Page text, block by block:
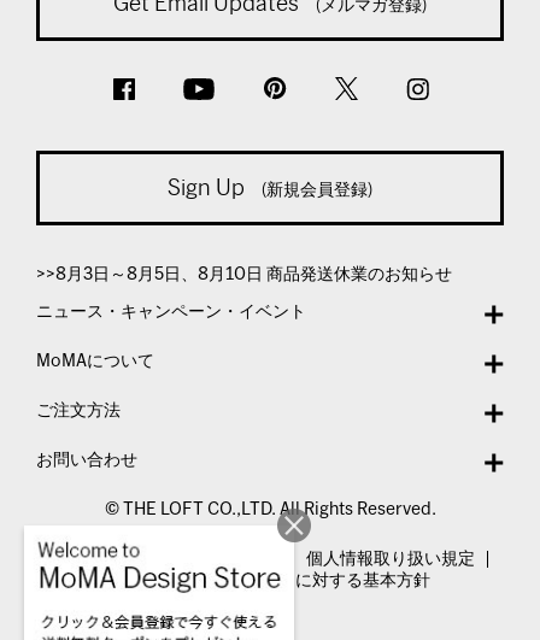
(メルマガ登録)
Sign Up (新規会員登録)
>>8月3日～8月5日、8月10日 商品発送休業のお知らせ
ニュース・キャンペーン・イベント
MoMAについて
ご注文方法
お問い合わせ
© THE LOFT CO.,LTD. All Rights Reserved.
特定商取引法表示
個人情報取り扱い規定
カスタマーハラスメントに対する基本方針